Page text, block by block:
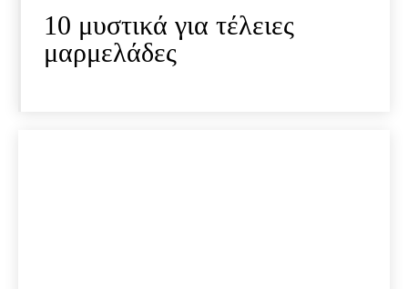
10 μυστικά για τέλειες
μαρμελάδες